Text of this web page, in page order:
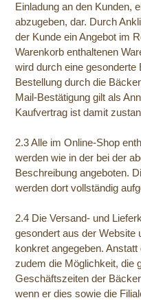
Einladung an den Kunden,
abzugeben, dar. Durch
der Kunde ein Angebot im
Warenkorb enthaltenen
wird durch eine
Bestellung durch die
Mail-Bestätigung gilt als
Kaufvertrag ist damit
2.3 Alle im Online-Shop
werden wie in der bei der
Beschreibung angeboten.
werden dort vollständig
2.4 Die Versand- und
gesondert aus der Website
konkret angegeben.
zudem die Möglichkeit, die
Geschäftszeiten der
wenn er dies sowie die